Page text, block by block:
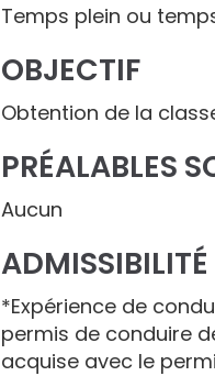
Temps plein ou
OBJECTIF
Obtention de la
PRÉALABLES
Aucun
*Expérience de
permis de conduire
acquise avec le